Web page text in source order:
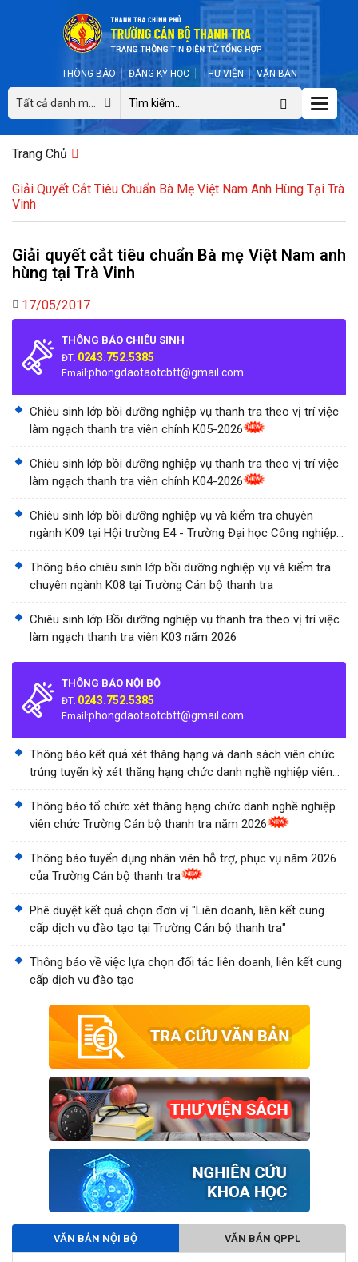
THÔNG BÁO ĐĂNG KÝ HỌC THƯ VIỆN VĂN BẢN
Tất cả danh mục
Toggle
Trang Chủ
Giải Quyết Cắt Tiêu Chuẩn Bà Mẹ Việt Nam Anh Hùng Tại Trà
Vinh
Giải quyết cắt tiêu chuẩn Bà mẹ Việt Nam anh
hùng tại Trà Vinh
17/05/2017
THÔNG BÁO CHIÊU SINH
ĐT: 0243.752.5385
Email:phongdaotaotcbtt@gmail.com
Chiêu sinh lớp bồi dưỡng nghiệp vụ thanh tra theo vị trí việc
làm ngạch thanh tra viên chính K05-2026
Chiêu sinh lớp bồi dưỡng nghiệp vụ thanh tra theo vị trí việc
làm ngạch thanh tra viên chính K04-2026
Chiêu sinh lớp bồi dưỡng nghiệp vụ và kiểm tra chuyên
ngành K09 tại Hội trường E4 - Trường Đại học Công nghiệp
Thành phố Hồ Chí Minh
Thông báo chiêu sinh lớp bồi dưỡng nghiệp vụ và kiểm tra
chuyên ngành K08 tại Trường Cán bộ thanh tra
Chiêu sinh lớp Bồi dưỡng nghiệp vụ thanh tra theo vị trí việc
làm ngạch thanh tra viên K03 năm 2026
THÔNG BÁO NỘI BỘ
ĐT: 0243.752.5385
Email:phongdaotaotcbtt@gmail.com
Thông báo kết quả xét thăng hạng và danh sách viên chức
trúng tuyển kỳ xét thăng hạng chức danh nghề nghiệp viên
chức Trường Cán bộ thanh tra năm 2026
Thông báo tổ chức xét thăng hạng chức danh nghề nghiệp
viên chức Trường Cán bộ thanh tra năm 2026
Thông báo tuyển dụng nhân viên hỗ trợ, phục vụ năm 2026
của Trường Cán bộ thanh tra
Phê duyệt kết quả chọn đơn vị "Liên doanh, liên kết cung
cấp dịch vụ đào tạo tại Trường Cán bộ thanh tra"
Thông báo về việc lựa chọn đối tác liên doanh, liên kết cung
cấp dịch vụ đào tạo
VĂN BẢN NỘI BỘ VĂN BẢN QPPL